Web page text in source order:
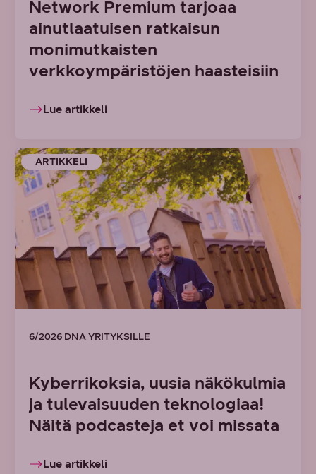
Network Premium tarjoaa
ainutlaatuisen ratkaisun
monimutkaisten
verkkoympäristöjen haasteisiin
Lue artikkeli
ARTIKKELI
6/2026 DNA YRITYKSILLE
Kyberrikoksia, uusia näkökulmia
ja tulevaisuuden teknologiaa!
Näitä podcasteja et voi missata
Lue artikkeli